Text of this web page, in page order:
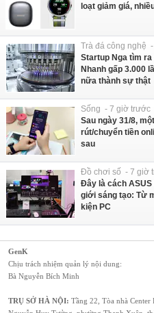
loạt giảm giá,
Trà đá công nghệ
Startup Nga tìm
Nhanh gấp 3.000
nữa thành sự thật
Sống - 7 giờ trước
Sau ngày 31/8,
rút/chuyển tiền
sau
Đồ chơi số - 7 giờ
Đây là cách ASUS
giới sáng tạo: Từ
kiện PC
GenK
Chịu trách nhiệm quản lý nội dung:
Bà Nguyễn Bích Minh
TRỤ SỞ HÀ NỘI: Tầng 22, Tòa nhà